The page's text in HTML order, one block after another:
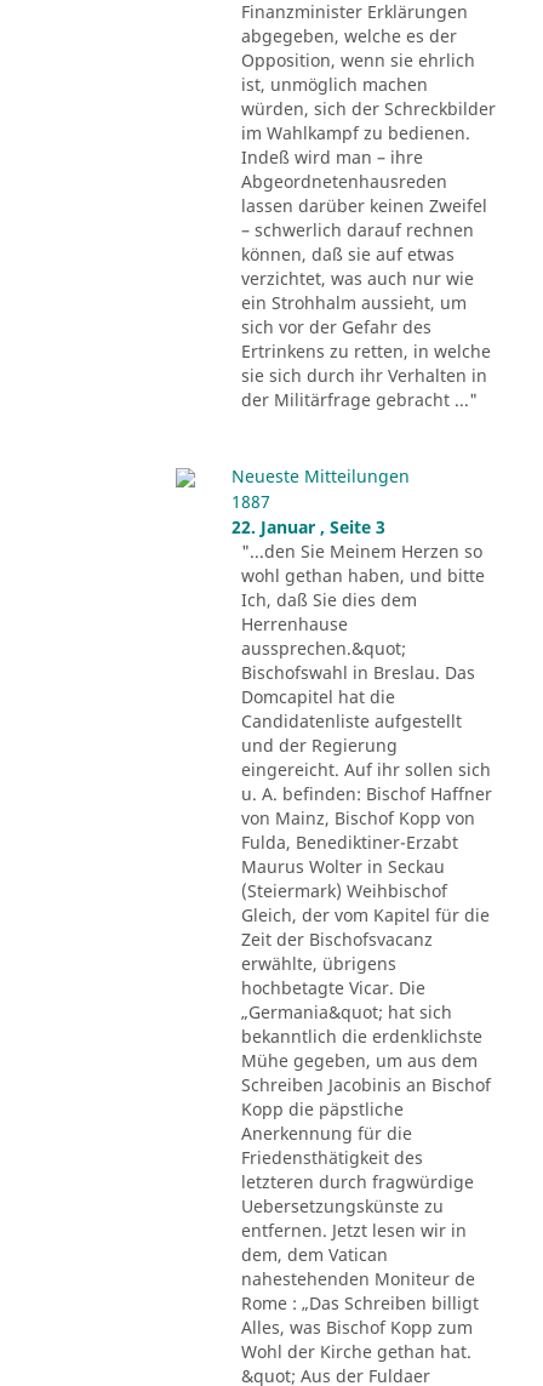
Finanzminister Erklärungen
abgegeben, welche es der
Opposition, wenn sie ehrlich
ist, unmöglich machen
würden, sich der Schreckbilder
im Wahlkampf zu bedienen.
Indeß wird man – ihre
Abgeordnetenhausreden
lassen darüber keinen Zweifel
– schwerlich darauf rechnen
können, daß sie auf etwas
verzichtet, was auch nur wie
ein Strohhalm aussieht, um
sich vor der Gefahr des
Ertrinkens zu retten, in welche
sie sich durch ihr Verhalten in
der Militärfrage gebracht ..."
Neueste Mitteilungen
1887
22. Januar , Seite 3
"...den Sie Meinem Herzen so
wohl gethan haben, und bitte
Ich, daß Sie dies dem
Herrenhause
aussprechen.&quot;
Bischofswahl in Breslau. Das
Domcapitel hat die
Candidatenliste aufgestellt
und der Regierung
eingereicht. Auf ihr sollen sich
u. A. befinden: Bischof Haffner
von Mainz, Bischof Kopp von
Fulda, Benediktiner-Erzabt
Maurus Wolter in Seckau
(Steiermark) Weihbischof
Gleich, der vom Kapitel für die
Zeit der Bischofsvacanz
erwählte, übrigens
hochbetagte Vicar. Die
„Germania&quot; hat sich
bekanntlich die erdenklichste
Mühe gegeben, um aus dem
Schreiben Jacobinis an Bischof
Kopp die päpstliche
Anerkennung für die
Friedensthätigkeit des
letzteren durch fragwürdige
Uebersetzungskünste zu
entfernen. Jetzt lesen wir in
dem, dem Vatican
nahestehenden Moniteur de
Rome : „Das Schreiben billigt
Alles, was Bischof Kopp zum
Wohl der Kirche gethan hat.
&quot; Aus der Fuldaer